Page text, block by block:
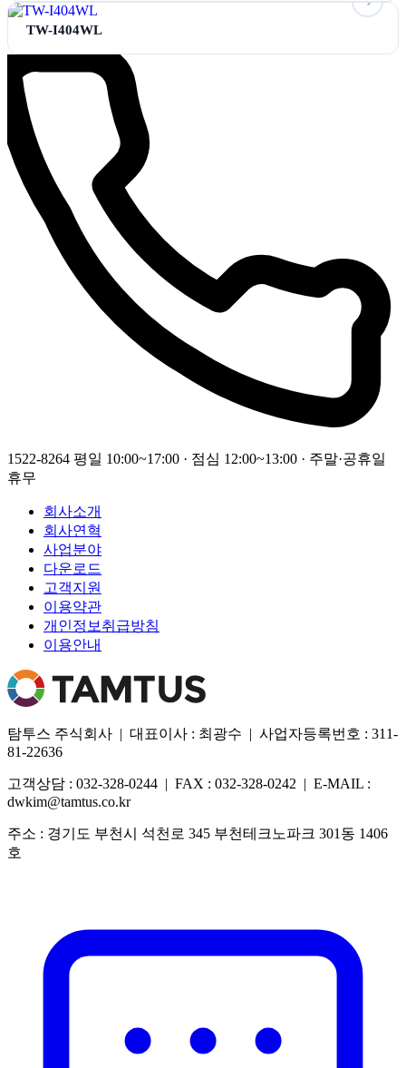
TW-I404WL
1522-8264 평일 10:00~17:00 · 점심 12:00~13:00 · 주말·공휴일
휴무
회사소개
회사연혁
사업분야
다운로드
고객지원
이용약관
개인정보취급방침
이용안내
탐투스 주식회사 | 대표이사 : 최광수 | 사업자등록번호 : 311-
81-22636
고객상담 : 032-328-0244 | FAX : 032-328-0242 | E-MAIL :
dwkim@tamtus.co.kr
주소 : 경기도 부천시 석천로 345 부천테크노파크 301동 1406
호